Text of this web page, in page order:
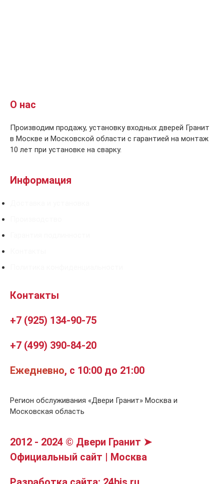
О нас
Производим продажу, установку входных дверей Гранит
в Москве и Московской области с гарантией на монтаж
10 лет при установке на сварку.
Информация
Контакты
+7 (925) 134-90-75
+7 (499) 390-84-20
Ежедневно, с 10:00 до 21:00
Регион обслуживания «Двери Гранит» Москва и
Московская область
2012 - 2024 © Двери Гранит ➤
Официальный сайт | Москва